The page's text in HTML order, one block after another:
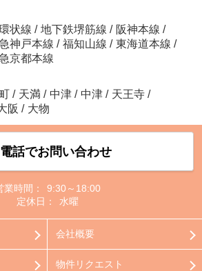
状線 / 地下鉄堺筋線 / 阪神本線 /
神戸本線 / 福知山線 / 東海道本線 /
京都本線
/ 天満 / 中津 / 中津 / 天王寺 /
阪 / 大物
電話でお問い合わせ
業時間：
9:30～18:00
定休日：
水曜
会社概要
物件リクエスト